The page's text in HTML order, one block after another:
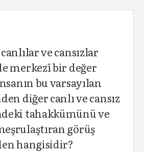
ve cansızlar
merkezî bir değer
bu varsayılan
diğer canlı ve cansız
tahakkümünü ve
görüş
hangisidir?